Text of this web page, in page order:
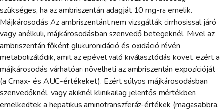
szükséges, ha az ambriszentán adagját 10 mg-ra emelik.
Májkárosodás Az ambriszentánt nem vizsgálták cirrhosissal járó
vagy anélküli, májkárosodásban szenvedő betegeknél. Mivel az
ambriszentán főként glükuronidáció és oxidáció révén
metabolizálódik, amit az epével való kiválasztódás követ, ezért a
májkárosodás várhatóan növelheti az ambriszentán expozícióját
(a Cmax- és AUC-értékeket). Ezért súlyos májkárosodásban
szenvedőknél, vagy akiknél klinikailag jelentős mértékben
emelkedtek a hepatikus aminotranszferáz-értékek (magasabbra,